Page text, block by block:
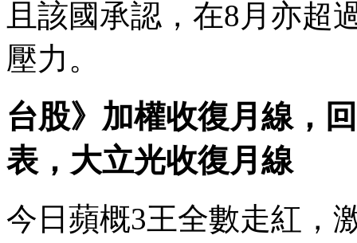
且該國承認，在8月亦超
壓力。
台股》加權收復月線，
表，大立光收復月線
今日蘋概3王全數走紅，